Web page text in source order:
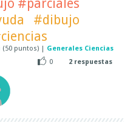
#parciales
#dibujo
(50 puntos) | Generales Ciencias
0
2 respuestas